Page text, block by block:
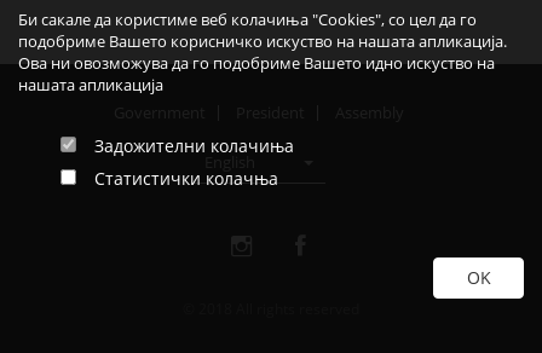
Би сакале да користиме веб колачиња "Cookies", со цел да го
подобриме Вашето корисничко искуство на нашата апликација.
Ова ни овозможува да го подобриме Вашето идно искуство на
нашата апликација
Задожителни колачиња
Статистички колачња